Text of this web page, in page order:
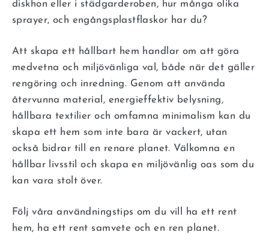
diskhon eller i städgarderoben, hur många olika
sprayer, och engångsplastflaskor har du?
Att skapa ett hållbart hem handlar om att göra
medvetna och miljövänliga val, både när det gäller
rengöring och inredning. Genom att använda
återvunna material, energieffektiv belysning,
hållbara textilier och omfamna minimalism kan du
skapa ett hem som inte bara är vackert, utan
också bidrar till en renare planet. Välkomna en
hållbar livsstil och skapa en miljövänlig oas som du
kan vara stolt över.
Följ våra användningstips om du vill ha ett rent
hem, ha ett rent samvete och en ren planet.